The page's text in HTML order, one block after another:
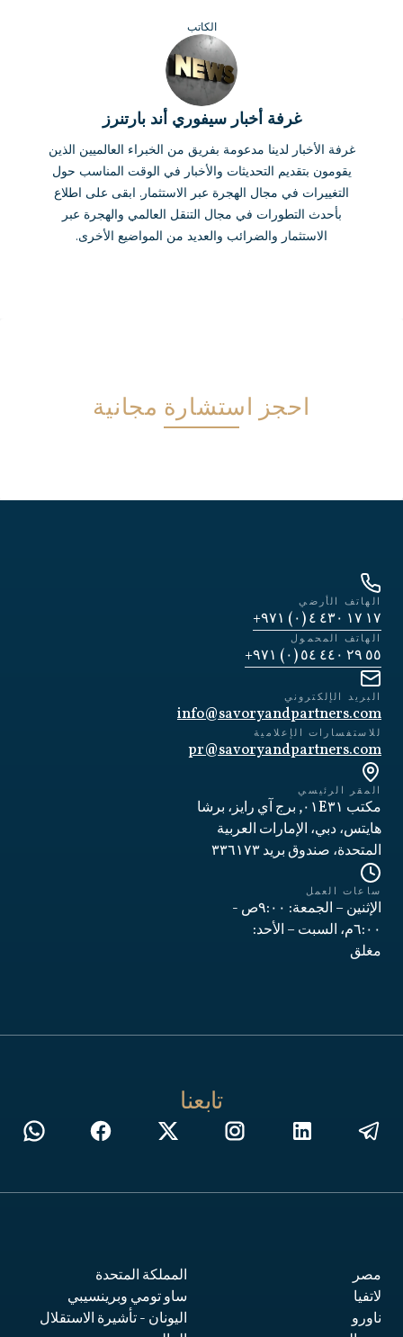
الكاتب
غرفة أخبار سيفوري أند بارتنرز
غرفة الأخبار لدينا مدعومة بفريق من الخبراء العالميين الذين
يقومون بتقديم التحديثات والأخبار في الوقت المناسب حول
التغييرات في مجال الهجرة عبر الاستثمار. ابقى على اطلاع
بأحدث التطورات في مجال التنقل العالمي والهجرة عبر
الاستثمار والضرائب والعديد من المواضيع الأخرى.
احجز استشارة مجانية
الهاتف الأرضي
١٧ ١٧ ٤٣٠ ٤ (٠) ٩٧١+
الهاتف المحمول
٥٥ ٢٩ ٤٤٠ ٥٤ (٠) ٩٧١+
البريد الإلكتروني
info@savoryandpartners.com
للاستفسارات الإعلامية
pr@savoryandpartners.com
المقر الرئيسي
مكتب ٠١E٣١, برج آي رايز، برشا
هايتس، دبي، الإمارات العربية
المتحدة، صندوق بريد ٣٣٦١٧٣
ساعات العمل
الإثنين – الجمعة: ٩:٠٠ص -
٦:٠٠م، السبت – الأحد:
مغلق
تابعنا
مصر
لاتفيا
ناورو
المملكة المتحدة
ساو تومي وبرينسيبي
اليونان - تأشيرة الاستقلال